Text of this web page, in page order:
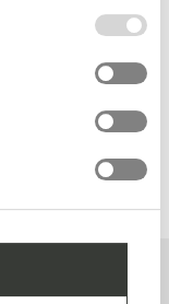
cookies ed
Per maggiori
momento le